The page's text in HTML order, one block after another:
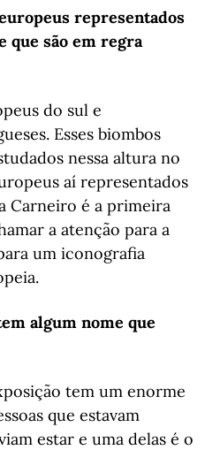
representados
que são em regra
do sul e
Esses biombos
nessa altura no
aí representados
Carneiro é a primeira
a atenção para a
um iconografia
algum nome que
tem um enorme
que estavam
estar e uma delas é o